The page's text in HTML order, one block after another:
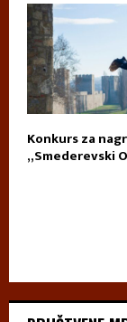
Konkurs za
„Smederevski